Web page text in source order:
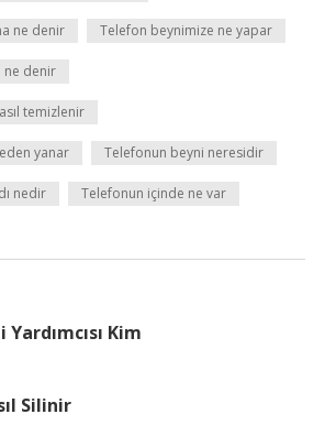
ne denir Telefon beynimize ne yapar
ne denir
temizlenir
yanar Telefonun beyni neresidir
nedir Telefonun içinde ne var
Kim
Silinir